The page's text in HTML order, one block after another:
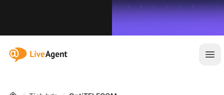
:site.title
Mở